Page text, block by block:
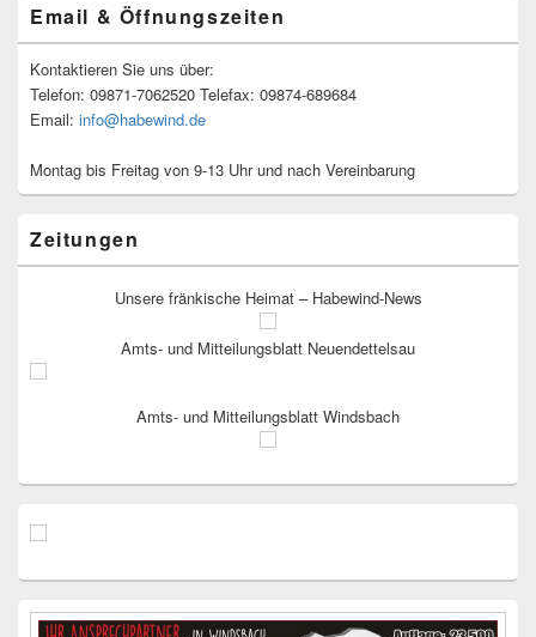
Email & Öffnungszeiten
Kontaktieren Sie uns über:
Telefon: 09871-7062520 Telefax: 09874-689684
Email: info@habewind.de
Montag bis Freitag von 9-13 Uhr und nach Vereinbarung
Zeitungen
Unsere fränkische Heimat – Habewind-News
Amts- und Mitteilungsblatt Neuendettelsau
Amts- und Mitteilungsblatt Windsbach